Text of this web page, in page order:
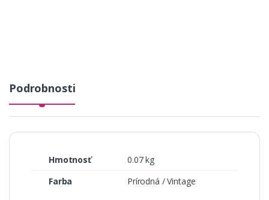
Podrobnosti
Hmotnosť
0.07 kg
Farba
Prírodná / Vintage